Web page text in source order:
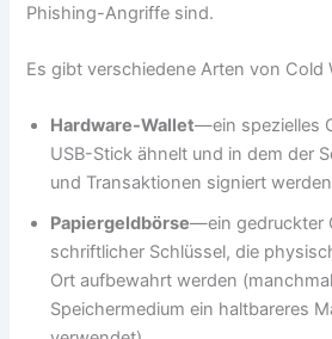
Phishing-Angriffe sind.
Es gibt verschiedene Arten von Cold
Hardware-Wallet—ein spezielles
USB-Stick ähnelt und in dem der
und Transaktionen signiert
Papiergeldbörse—ein gedruckter
schriftlicher Schlüssel, die
Ort aufbewahrt werden
Speichermedium ein haltbareres